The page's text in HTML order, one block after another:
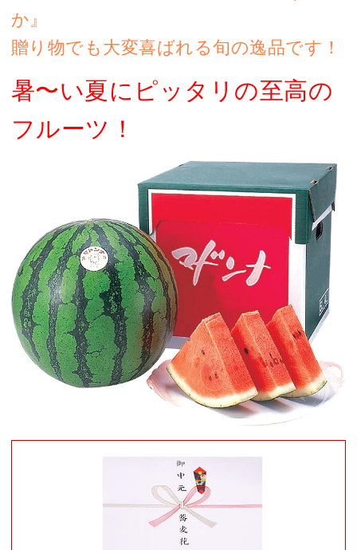
か』
贈り物でも大変喜ばれる旬の逸品です！
暑〜い夏にピッタリの至高の
フルーツ！